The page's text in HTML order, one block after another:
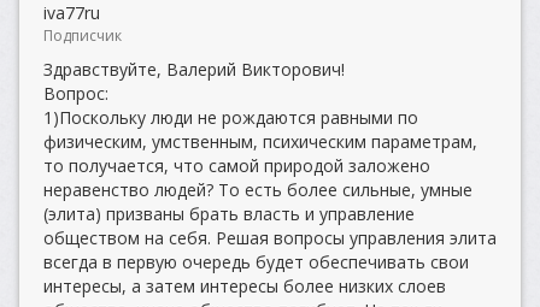
iva77ru
Подписчик
Здравствуйте, Валерий Викторович!
Вопрос:
1)Поскольку люди не рождаются равными по
физическим, умственным, психическим параметрам,
то получается, что самой природой заложено
неравенство людей? То есть более сильные, умные
(элита) призваны брать власть и управление
обществом на себя. Решая вопросы управления элита
всегда в первую очередь будет обеспечивать свои
интересы, а затем интересы более низких слоев